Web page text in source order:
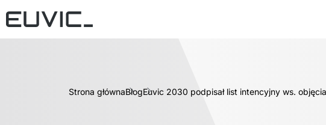
Strona głównaBlogEuvic 2030 podpisał list intencyjny ws.